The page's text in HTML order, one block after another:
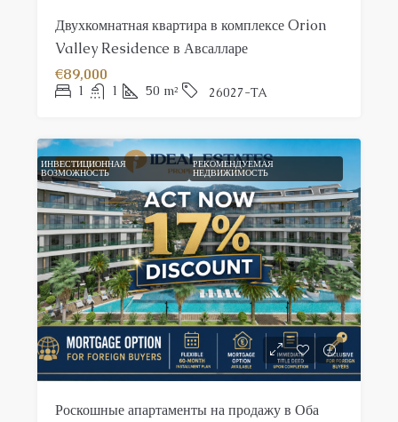
Двухкомнатная квартира в комплексе Orion
Valley Residence в Авсалларе
€89,000
1 1 50 m² 26027-TA
FEATURED
ИНВЕСТИЦИОННАЯ
ВОЗМОЖНОСТЬ
РЕКОМЕНДУЕМАЯ
НЕДВИЖИМОСТЬ
Роскошные апартаменты на продажу в Оба